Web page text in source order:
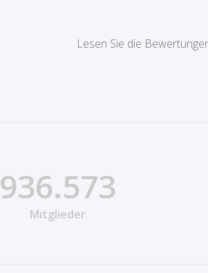
Lesen Sie die
936.573
Mitglieder